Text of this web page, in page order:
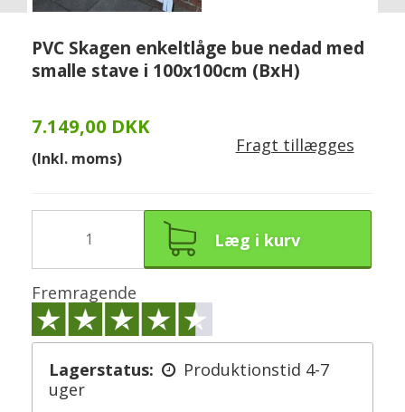
PVC Skagen enkeltlåge bue nedad med
smalle stave i 100x100cm (BxH)
7.149,00 DKK
(Inkl. moms)
Fragt tillægges
Læg i kurv
Fremragende
Lagerstatus:
Produktionstid 4-7
uger